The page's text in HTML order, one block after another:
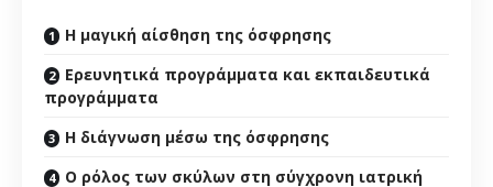
Η μαγική αίσθηση της όσφρησης
Ερευνητικά προγράμματα και εκπαιδευτικά
προγράμματα
Η διάγνωση μέσω της όσφρησης
Ο ρόλος των σκύλων στη σύγχρονη ιατρική